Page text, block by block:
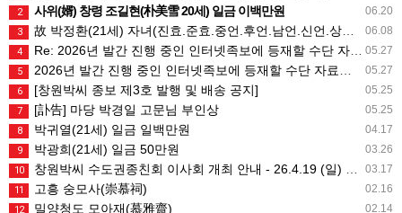
06.20
2 사위(婿) 창령 조길현(朴美雪 20세) 일금 이백만원
06.08
3 故 박정환(21세) 자녀(진효.준효.중언.후언.남언.신언.상희) 일금 일백만원
05.27
4 Re: 2026년 발간 진행 중인 인터넷족보에 등재할 수단 자료는 무엇인가요?
05.27
5 2026년 발간 진행 중인 인터넷족보에 등재할 수단 자료는 무엇인가요?
05.25
6 [창원박씨 종보 제3호 발행 및 배송 공지]
05.25
7 [訃告] 마당 박경일 고문님 부인상
04.17
8 박귀열(21세) 일금 일백만원
03.26
9 박광희(21세) 일금 50만원
03.17
10 창원박씨 수도권종친회 이사회 개최 안내 - 26.4.19 (일) 10시
02.16
11 고흥 숭모사(崇慕祠)
02.14
12 밀양청도 모아재(慕雅齋)